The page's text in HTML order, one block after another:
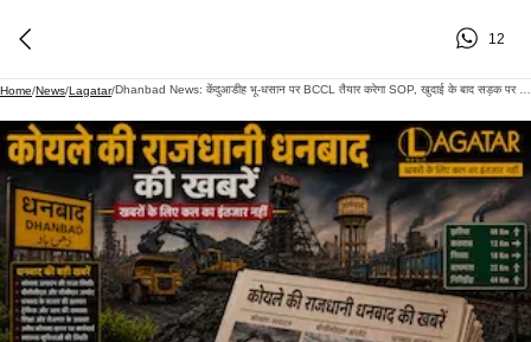
12
Home/News/Lagatar/